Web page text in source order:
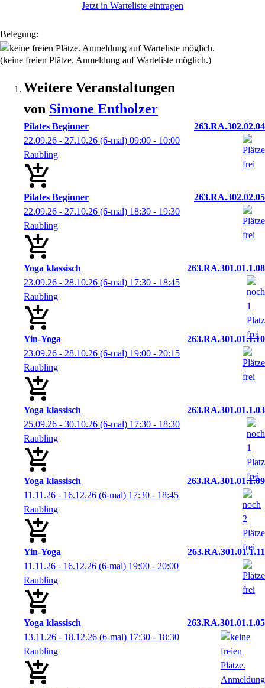
Jetzt in Warteliste eintragen
Belegung:
(keine freien Plätze. Anmeldung auf Warteliste möglich.)
Weitere Veranstaltungen
von Simone Entholzer
Pilates Beginner
263.RA.302.02.04
22.09.26 - 27.10.26 (6-mal) 09:00 - 10:00
Raubling
Pilates Beginner
263.RA.302.02.05
22.09.26 - 27.10.26 (6-mal) 18:30 - 19:30
Raubling
Yoga klassisch
263.RA.301.01.1.08
23.09.26 - 28.10.26 (6-mal) 17:30 - 18:45
Raubling
Yin-Yoga
263.RA.301.01.1.10
23.09.26 - 28.10.26 (6-mal) 19:00 - 20:15
Raubling
Yoga klassisch
263.RA.301.01.1.03
25.09.26 - 30.10.26 (6-mal) 17:30 - 18:30
Raubling
Yoga klassisch
263.RA.301.01.1.09
11.11.26 - 16.12.26 (6-mal) 17:30 - 18:45
Raubling
Yin-Yoga
263.RA.301.01.1.11
11.11.26 - 16.12.26 (6-mal) 19:00 - 20:00
Raubling
Yoga klassisch
263.RA.301.01.1.05
13.11.26 - 18.12.26 (6-mal) 17:30 - 18:30
Raubling